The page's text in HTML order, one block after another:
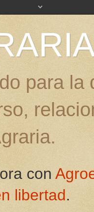
para
con
libertad.